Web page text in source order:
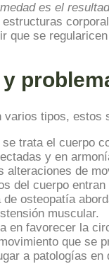
es el
que se
tipos,
se trata el cuerpo
y en
alteraciones de
del cuerpo
osteopatía
muscular.
en favorecer la
que se
a patologías en